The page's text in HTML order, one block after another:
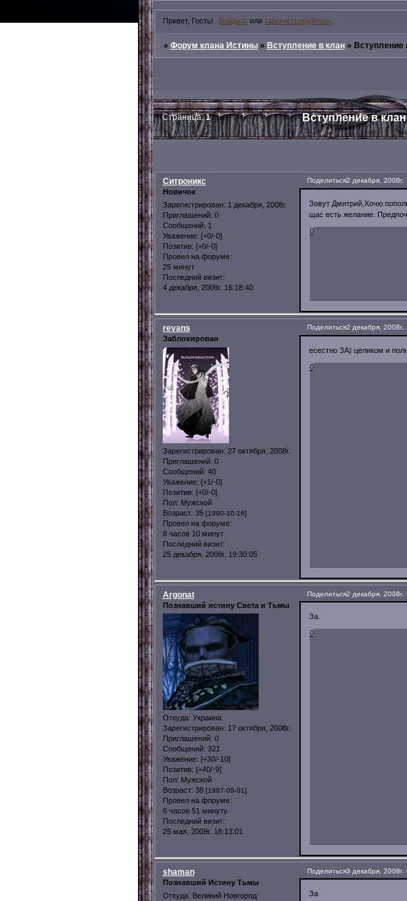
Привет, Гость! Войдите или зарегистрируйтесь
» Форум клана Истины » Вступление в клан » Вступление
Вступление в клан
Страница:1
Поделиться2 декабря, 2008г.
Ситроникс
Новичок
Зарегистрирован: 1 декабря, 2008г.
Приглашений: 0
Сообщений: 1
Уважение: [+0/-0]
Позитив: [+0/-0]
Провел на форуме:
25 минут
Последний визит:
4 декабря, 2008г. 16:18:40
Зовут Дмитрий,Хочю
щас есть желание.
0
Поделиться2 декабря, 2008г.
revans
Заблокирован
Зарегистрирован: 27 октября, 2008г.
Приглашений: 0
Сообщений: 40
Уважение: [+1/-0]
Позитив: [+0/-0]
Пол: Мужской
Возраст: 35 [1990-10-16]
Провел на форуме:
8 часов 10 минут
Последний визит:
25 декабря, 2008г. 19:30:05
есестно ЗА) целиком и
0
Поделиться2 декабря, 2008г.
Argonat
Познавший истину Света и Тьмы
Откуда: Украина
Зарегистрирован: 17 октября, 2008г.
Приглашений: 0
Сообщений: 321
Уважение: [+30/-10]
Позитив: [+40/-9]
Пол: Мужской
Возраст: 38 [1987-09-01]
Провел на форуме:
6 часов 51 минуту
Последний визит:
25 мая, 2009г. 18:13:01
За.
0
Поделиться3 декабря, 2008г.
shaman
Познавший Истину Тьмы
Откуда: Великий Новгород
За